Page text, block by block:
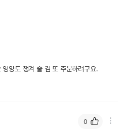
양도 챙겨 줄 겸 또 주문하려구요.
0